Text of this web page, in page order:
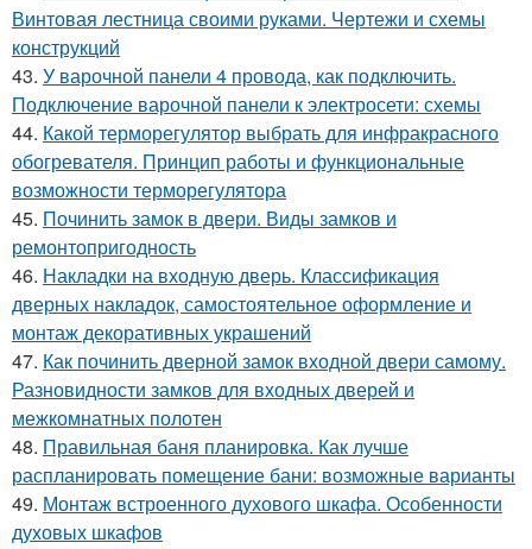
Винтовая лестница своими руками. Чертежи и схемы
конструкций
43. У варочной панели 4 провода, как подключить.
Подключение варочной панели к электросети: схемы
44. Какой терморегулятор выбрать для инфракрасного
обогревателя. Принцип работы и функциональные
возможности терморегулятора
45. Починить замок в двери. Виды замков и
ремонтопригодность
46. Накладки на входную дверь. Классификация
дверных накладок, самостоятельное оформление и
монтаж декоративных украшений
47. Как починить дверной замок входной двери самому.
Разновидности замков для входных дверей и
межкомнатных полотен
48. Правильная баня планировка. Как лучше
распланировать помещение бани: возможные варианты
49. Монтаж встроенного духового шкафа. Особенности
духовых шкафов